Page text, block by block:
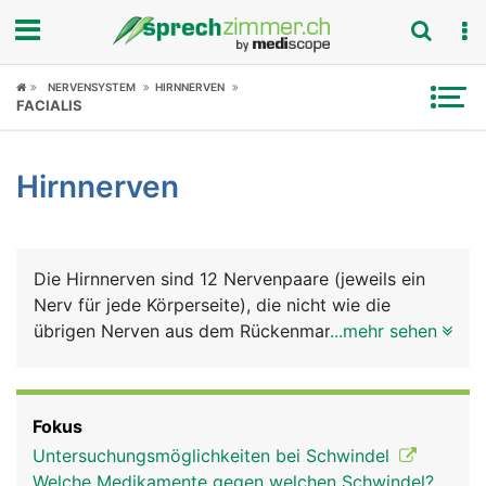
Fokus
Symptome
News
Rubriken
NERVENSYSTEM HIRNNERVEN
FACIALIS
Hirnnerven
Die Hirnnerven sind 12 Nervenpaare (jeweils ein
Nerv für jede Körperseite), die nicht wie die
übrigen Nerven aus dem Rückenmark kommen,
Bauchraum, alle anderen versorgen den Kopf und
die Halsregion. Die 12 Hirnnerven haben folgende
...mehr sehen
Fokus
Untersuchungsmöglichkeiten bei Schwindel
Welche Medikamente gegen welchen Schwindel?